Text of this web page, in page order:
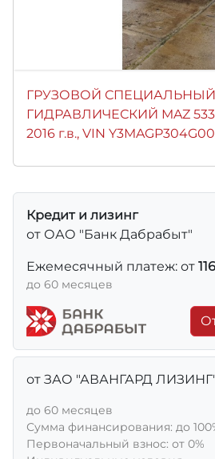
ГРУЗОВОЙ
ГИДРАВЛИЧЕСКИЙ MAZ
2016 г.в., VIN
Кредит и лизинг
от ОАО "Банк Дабрабыт"
Ежемесячный платеж: от
до 60 месяцев
от ЗАО "АВАНГАРД
до 60 месяцев
Сумма финансирования: до
Первоначальный взнос: от 0%